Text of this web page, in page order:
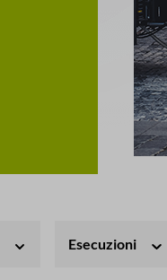
Esecuzioni